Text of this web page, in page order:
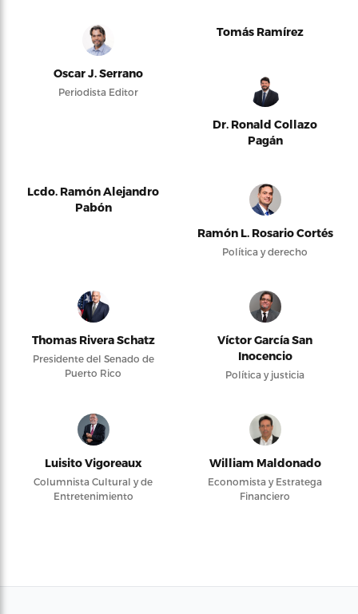
Oscar J. Serrano
Periodista Editor
Tomás Ramírez
Dr. Ronald Collazo
Pagán
Lcdo. Ramón Alejandro
Pabón
Ramón L. Rosario Cortés
Política y derecho
Thomas Rivera Schatz
Presidente del Senado de
Puerto Rico
Víctor García San
Inocencio
Política y justicia
Luisito Vigoreaux
Columnista Cultural y de
Entretenimiento
William Maldonado
Economista y Estratega
Financiero